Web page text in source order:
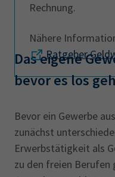
Rechnung.
Nähere
Ratgeber
Das eigene
bevor es los
Bevor ein Gewerbe
zunächst
Erwerbstätigkeit als
zu den freien